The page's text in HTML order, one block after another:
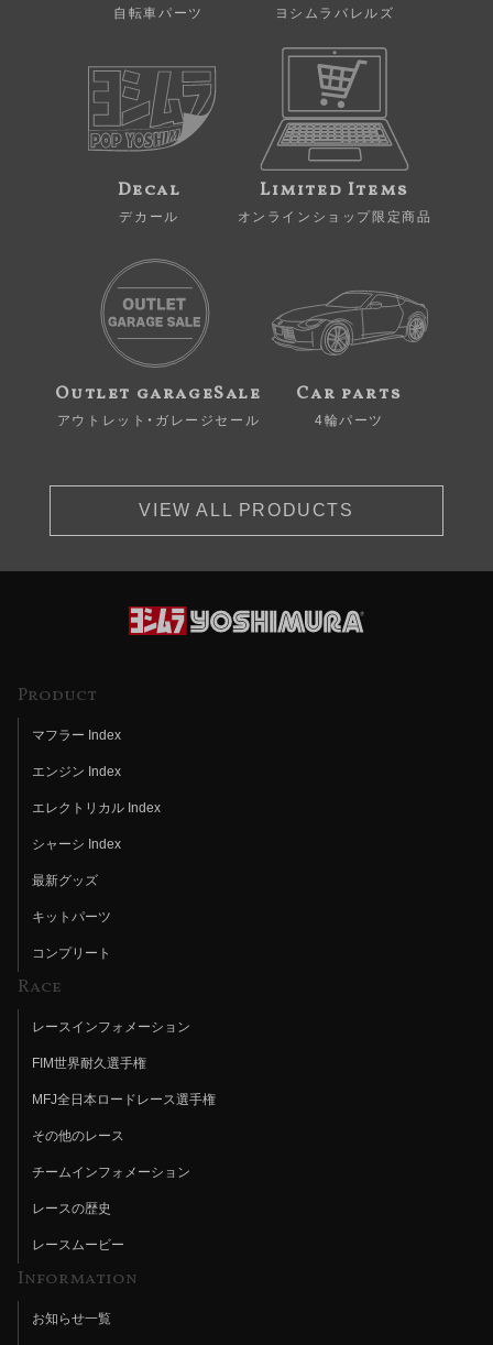
自転車パーツ ヨシムラバレルズ
Decal
デカール
Limited Items
オンラインショップ限定商品
Outlet garageSale
アウトレット・ガレージセール
Car parts
4輪パーツ
VIEW ALL PRODUCTS
Product
マフラー Index
エンジン Index
エレクトリカル Index
シャーシ Index
最新グッズ
キットパーツ
コンプリート
Race
レースインフォメーション
FIM世界耐久選手権
MFJ全日本ロードレース選手権
その他のレース
チームインフォメーション
レースの歴史
レースムービー
Information
お知らせ一覧